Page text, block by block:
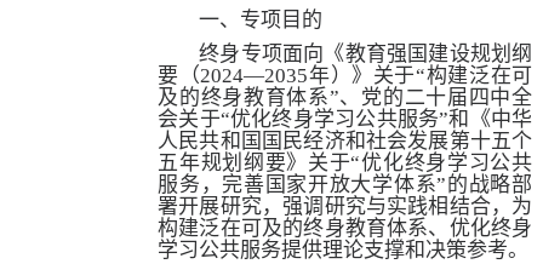
一、专项目的
终身专项面向《教育强国建设规划纲
要（2024—2035年）》关于“构建泛在可
及的终身教育体系”、党的二十届四中全
会关于“优化终身学习公共服务”和《中华
人民共和国国民经济和社会发展第十五个
五年规划纲要》关于“优化终身学习公共
服务，完善国家开放大学体系”的战略部
署开展研究，强调研究与实践相结合，为
构建泛在可及的终身教育体系、优化终身
学习公共服务提供理论支撑和决策参考。